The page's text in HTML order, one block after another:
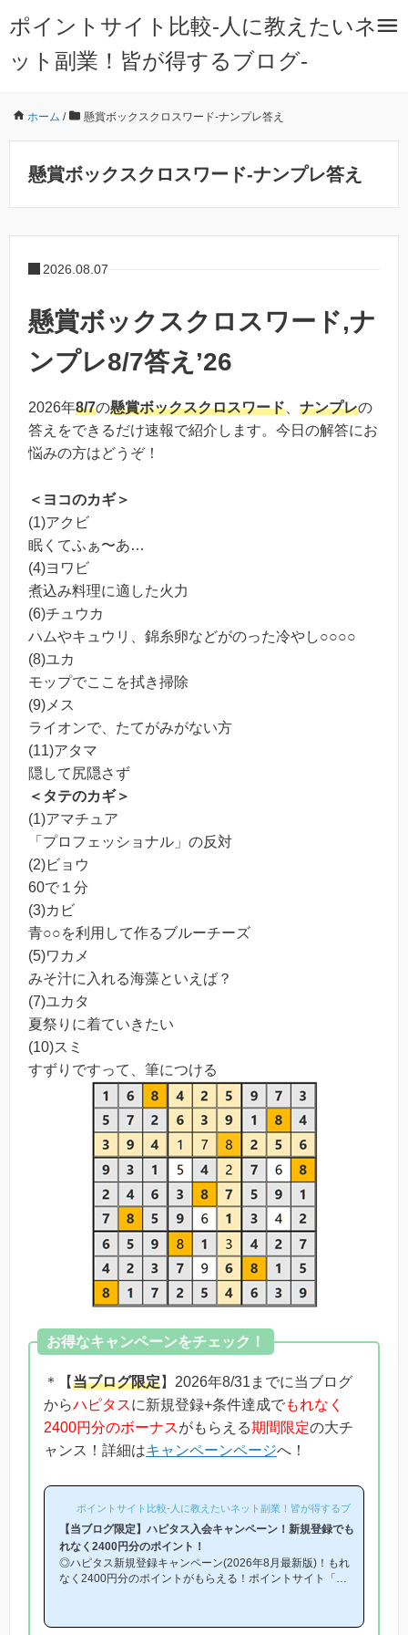
ポイントサイト比較-人に教えたいネ
ット副業！皆が得するブログ-
ホーム / 懸賞ボックスクロスワード-ナンプレ答え
懸賞ボックスクロスワード-ナンプレ答え
2026.08.07
懸賞ボックスクロスワード,ナ
ンプレ8/7答え’26
2026年8/7の懸賞ボックスクロスワード ナンプレの
答えをできるだけ速報で紹介します。今日の解答にお
悩みの方はどうぞ！
＜ヨコのカギ＞
(1)アクビ
眠くてふぁ〜あ…
(4)ヨワビ
煮込み料理に適した火力
(6)チュウカ
ハムやキュウリ、錦糸卵などがのった冷やし○○○○
(8)ユカ
モップでここを拭き掃除
(9)メス
ライオンで、たてがみがない方
(11)アタマ
隠して尻隠さず
＜タテのカギ＞
(1)アマチュア
「プロフェッショナル」の反対
(2)ビョウ
60で１分
(3)カビ
青○○を利用して作るブルーチーズ
(5)ワカメ
みそ汁に入れる海藻といえば？
(7)ユカタ
夏祭りに着ていきたい
(10)スミ
すずりですって、筆につける
お得なキャンペーンをチェック！
＊【当ブログ限定】2026年8/31までに当ブログ
からハピタスに新規登録+条件達成でもれなく
2400円分のボーナスがもらえる期間限定の大チ
ャンス！詳細はキャンペーンページへ！
ポイントサイト比較-人に教えたいネット副業！皆が得するブログ-
【当ブログ限定】ハピタス入会キャンペーン！新規登録でも
れなく2400円分のポイント！
◎ハピタス新規登録キャンペーン(2026年8月最新版)！もれ
なく2400円分のポイントがもらえる！ポイントサイト「ハ
からがお得？」「通常よりお得にハピタスに登録したい！」